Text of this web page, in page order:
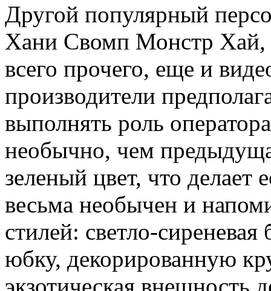
Другой популярный
Хани Свомп Монстр Хай,
всего прочего, еще и
производители
выполнять роль
необычно, чем
зеленый цвет, что делает
весьма необычен и
стилей: светло-
юбку, декорированную
экзотическая внешность